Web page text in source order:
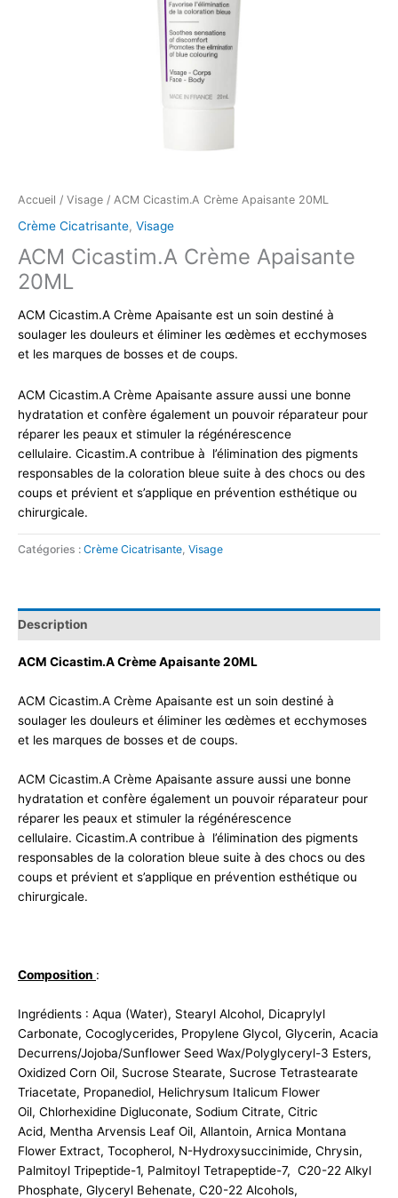
Accueil / Visage / ACM Cicastim.A Crème Apaisante 20ML
Crème Cicatrisante, Visage
ACM Cicastim.A Crème Apaisante
20ML
ACM Cicastim.A Crème Apaisante est un soin destiné à
soulager les douleurs et éliminer les œdèmes et ecchymoses
et les marques de bosses et de coups.
ACM Cicastim.A Crème Apaisante assure aussi une bonne
hydratation et confère également un pouvoir réparateur pour
réparer les peaux et stimuler la régénérescence
cellulaire. Cicastim.A contribue à l’élimination des pigments
responsables de la coloration bleue suite à des chocs ou des
coups et prévient et s’applique en prévention esthétique ou
chirurgicale.
Catégories : Crème Cicatrisante, Visage
Description
ACM Cicastim.A Crème Apaisante 20ML
ACM Cicastim.A Crème Apaisante est un soin destiné à
soulager les douleurs et éliminer les œdèmes et ecchymoses
et les marques de bosses et de coups.
ACM Cicastim.A Crème Apaisante assure aussi une bonne
hydratation et confère également un pouvoir réparateur pour
réparer les peaux et stimuler la régénérescence
cellulaire. Cicastim.A contribue à l’élimination des pigments
responsables de la coloration bleue suite à des chocs ou des
coups et prévient et s’applique en prévention esthétique ou
chirurgicale.
Composition :
Ingrédients : Aqua (Water), Stearyl Alcohol, Dicaprylyl
Carbonate, Cocoglycerides, Propylene Glycol, Glycerin, Acacia
Decurrens/Jojoba/Sunflower Seed Wax/Polyglyceryl-3 Esters,
Oxidized Corn Oil, Sucrose Stearate, Sucrose Tetrastearate
Triacetate, Propanediol, Helichrysum Italicum Flower
Oil, Chlorhexidine Digluconate, Sodium Citrate, Citric
Acid, Mentha Arvensis Leaf Oil, Allantoin, Arnica Montana
Flower Extract, Tocopherol, N-Hydroxysuccinimide, Chrysin,
Palmitoyl Tripeptide-1, Palmitoyl Tetrapeptide-7, C20-22 Alkyl
Phosphate, Glyceryl Behenate, C20-22 Alcohols,